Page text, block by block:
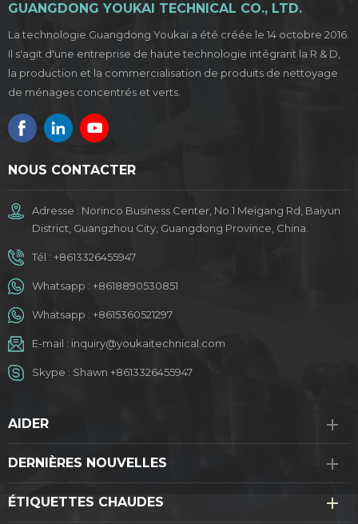
GUANGDONG YOUKAI TECHNICAL CO., LTD.
La technologie Guangdong Youkai a été créée le 14 octobre 2016.
Il s'agit d'une entreprise de haute technologie intégrant la R & D,
la production et la commercialisation de produits de nettoyage
de ménages concentrés et verts.
NOUS CONTACTER
Adresse : Norinco Business Center, No.1 Meigang Rd, Baiyun
District, Guangzhou City, Guangdong Province, China.
Tél : +8613326455947
Whatsapp : +8618890530851
Whatsapp : +8615360521297
E-mail : inquiry@youkaitechnical.com
Skype : Shawn +8613326455947
AIDER
DERNIÈRES NOUVELLES
ÉTIQUETTES CHAUDES